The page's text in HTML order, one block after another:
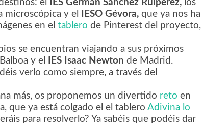
el
IES Germán Sánchez Ruipérez, los
microscópica y el
IESO Gévora, que ya nos ha
en el tablero de Pinterest del proyecto,
se encuentran viajando a sus próximos
y el IES Isaac Newton de Madrid.
verlo como siempre, a través del
más, os proponemos un divertido reto en
que ya está colgado el el tablero Adivina lo
para resolverlo? Ya sabéis que podéis dar